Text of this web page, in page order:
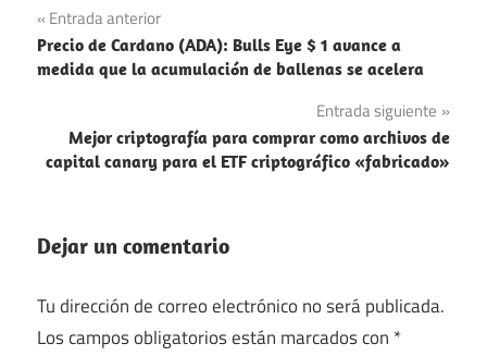
Navegación
de
Entrada anterior
Precio de Cardano (ADA): Bulls Eye $ 1 avance a
medida que la acumulación de ballenas se acelera
Entrada siguiente
Mejor criptografía para comprar como archivos de
capital canary para el ETF criptográfico «fabricado»
Dejar un comentario
Tu dirección de correo electrónico no será publicada.
Los campos obligatorios están marcados con *